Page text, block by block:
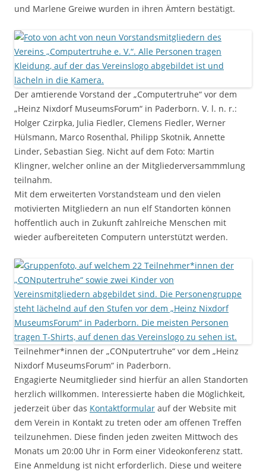
und Marlene Greiwe wurden in ihren Ämtern bestätigt.
Der amtierende Vorstand der „Computertruhe“ vor dem
„Heinz Nixdorf MuseumsForum“ in Paderborn. V. l. n. r.:
Holger Czirpka, Julia Fiedler, Clemens Fiedler, Werner
Hülsmann, Marco Rosenthal, Philipp Skotnik, Annette
Linder, Sebastian Sieg. Nicht auf dem Foto: Martin
Klingner, welcher online an der Mitgliederversammmlung
teilnahm.
Mit dem erweiterten Vorstandsteam und den vielen
motivierten Mitgliedern an nun elf Standorten können
hoffentlich auch in Zukunft zahlreiche Menschen mit
wieder aufbereiteten Computern unterstützt werden.
Teilnehmer*innen der „CONputertruhe“ vor dem „Heinz
Nixdorf MuseumsForum“ in Paderborn.
Engagierte Neumitglieder sind hierfür an allen Standorten
herzlich willkommen. Interessierte haben die Möglichkeit,
jederzeit über das Kontaktformular auf der Website mit
dem Verein in Kontakt zu treten oder am offenen Treffen
teilzunehmen. Diese finden jeden zweiten Mittwoch des
Monats um 20:00 Uhr in Form einer Videokonferenz statt.
Eine Anmeldung ist nicht erforderlich. Diese und weitere